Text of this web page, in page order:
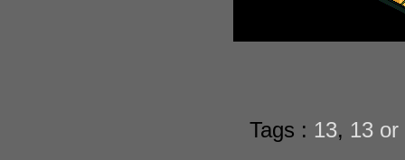
Tags : 13, 13 or